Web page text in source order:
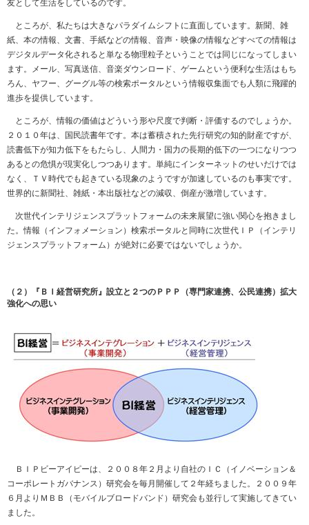
友として生活をしているのです。
ところが、私たちは大きなパラダイムシフトに直面しています。新聞、雑
紙、本の情報、文書、手紙などの情報、音声・映像の情報などすべての情報は
デジタルデータ化されると単なる物理粒子ということでは同じになってしまい
ます。メール、写真送信、音楽ダウンロード、ゲームという便利な生活はもち
ろん、ヤフー、グーグル等の検索ポータルという情報収集面でも人類に飛躍的
進歩を提供しています。
ところが、情報の価値はどういう形や尺度で判断・評価するのでしょうか。
２０１０年は、国民読書年です。本は蓄積された先行研究の知的財産ですが、
読書低下が知力低下をもたらし、人間力・国力の長期的低下の一つになりつつ
あるとの危惧が現実化しつつあります。単純にインターネットのせいだけでは
なく、ＴＶ時代でも起きている現象のようですが加速しているのも事実です。
世界的に新聞社、雑紙・本出版社などの減収、倒産が激増しています。
次世代インテリジェンスプラットフォームの未来展望に強い関心を抱きまし
た。情報（インフォメーション）検索ポータルと同時に次世代ＩＰ（インテリ
ジェンスプラットフォーム）が絶対に必要ではないでしょうか。
（２）『ＢＩ経営研究所』設立と２つのＰＰＰ（専門家連携、公民連携）拡大
強化への思い
ＢＩＰビーアイピーは、２００８年２月より自社のＩＣ（イノベーション＆
コーポレートガバナンス）研究会を毎月開催して２年経ちました。２００９年
６月よりＭＢＢ（モバイルブロードバンド）研究会も並行して実施してきてい
ました。